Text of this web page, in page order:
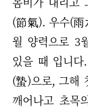
(節氣). 우수(
월 양력으로 3
있을 때 입니
(蟄)으로, 그해
깨어나고 초목